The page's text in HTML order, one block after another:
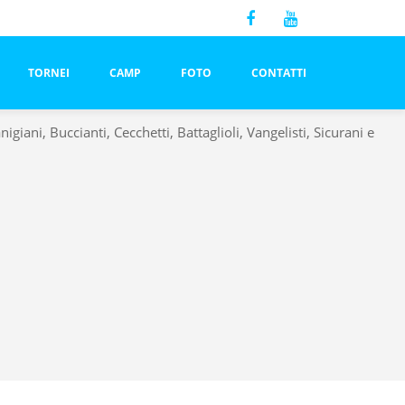
TORNEI CAMP FOTO CONTATTI
Buccianti, Cecchetti, Battaglioli, Vangelisti, Sicurani e